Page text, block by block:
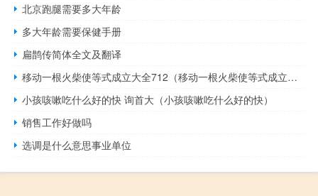
北京跑腿需要多大年龄
多大年龄需要保健手册
扁鹊传简体全文及翻译
移动一根火柴使等式成立大全712（移动一根火柴使等式成立大全）
小孩咳嗽吃什么好的快 询首大（小孩咳嗽吃什么好的快）
销售工作好做吗
选调是什么意思事业单位